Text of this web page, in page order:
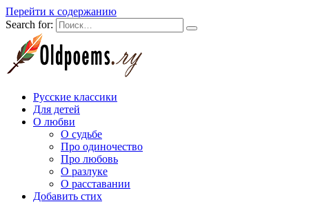
Перейти к содержанию
Search for:
Русские классики
Для детей
О любви
О судьбе
Про одиночество
Про любовь
О разлуке
О расставании
Добавить стих